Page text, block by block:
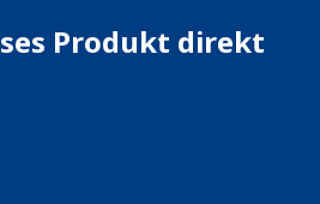
Produkt direkt